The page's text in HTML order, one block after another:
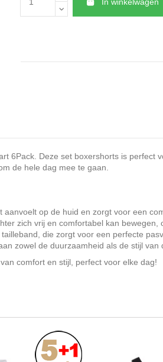
6Pack. Deze set boxershorts is perfect
de hele dag mee te gaan.
op de huid en zorgt voor een
zich vrij en comfortabel kan bewegen,
die zorgt voor een perfecte
zowel de duurzaamheid als de stijl van
comfort en stijl, perfect voor elke dag!